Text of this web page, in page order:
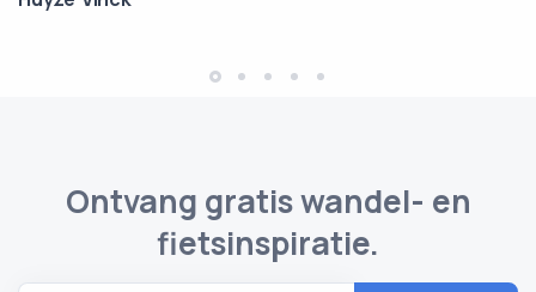
Ontvang gratis wandel- en
fietsinspiratie.